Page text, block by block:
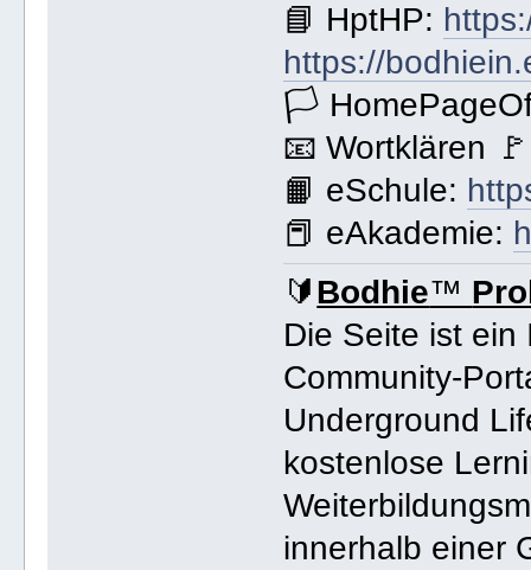
📘 HptHP:
https://
🏳
📧 Wortklären
📙 eSchule:
📕 eAkademie:
🔰Bodhie™
Die Seite ist ein
Community-
Underground
kostenlose
innerhalb einer